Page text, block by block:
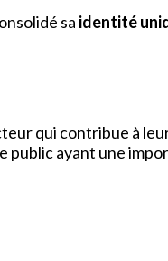
sa identité
qui contribue à
public ayant une